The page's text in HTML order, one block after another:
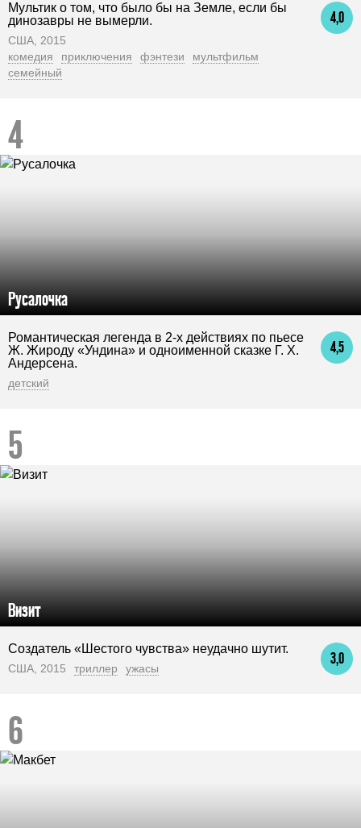
4,0
Мультик о том, что было бы на Земле, если бы
динозавры не вымерли.
США, 2015
комедия
приключения фэнтези
мультфильм
семейный
Русалочка
4,5
Романтическая легенда в 2-х действиях по пьесе
Ж. Жироду «Ундина» и одноименной сказке Г. Х.
Андерсена.
детский
Визит
3,0
Создатель «Шестого чувства» неудачно шутит.
США, 2015 триллер ужасы